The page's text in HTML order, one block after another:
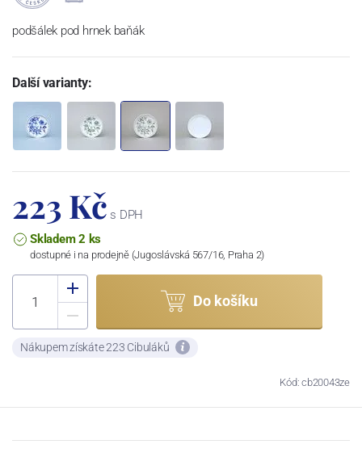
podšálek pod hrnek baňák
Další varianty:
223 Kč s DPH
Skladem 2 ks
dostupné i na prodejně (Jugoslávská 567/16, Praha 2)
Do košíku
Nákupem získáte 223 Cibuláků
Kód: cb20043ze